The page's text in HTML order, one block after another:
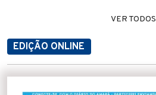
VER TODOS
EDIÇÃO ONLINE